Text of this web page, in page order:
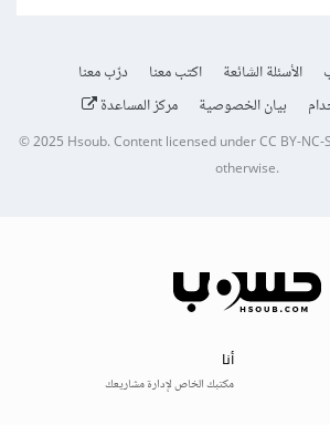
الأسئلة الشائعة اكتب معنا
درّب معنا
بيان الخصوصية مركز المساعدة
© 2025Hsoub.Content licensed underCC BY-
otherwise.